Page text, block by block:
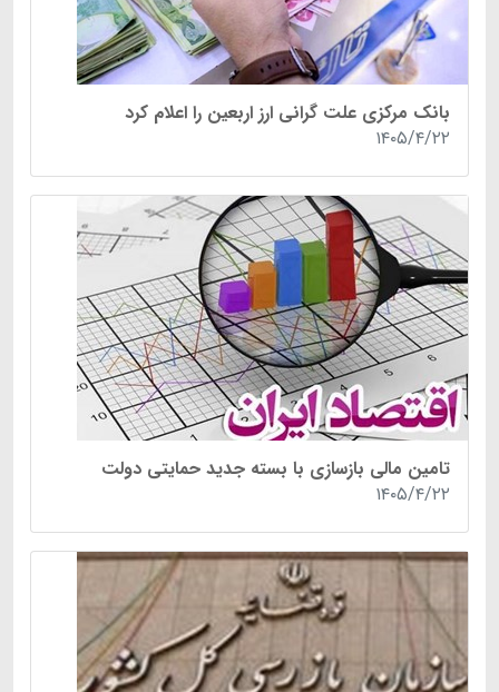
بانک مرکزی علت گرانی ارز اربعین را اعلام کرد
۱۴۰۵/۴/۲۲
تامین مالی بازسازی با بسته جدید حمایتی دولت
۱۴۰۵/۴/۲۲